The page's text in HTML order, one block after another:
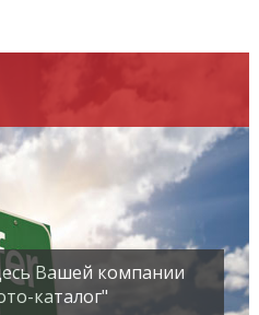
Вашей компании
каталог"